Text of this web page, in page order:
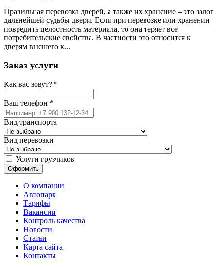
Правильная перевозка дверей, а также их хранение – это залог
дальнейшей судьбы двери. Если при перевозке или хранении
повредить целостность материала, то она теряет все
потребительские свойства. В частности это относится к
дверям высшего к...
Заказ услуги
Как вас зовут? *
Ваш телефон *
Вид транспорта
Вид перевозки
Услуги грузчиков
О компании
Автопарк
Тарифы
Вакансии
Контроль качества
Новости
Статьи
Карта сайта
Контакты